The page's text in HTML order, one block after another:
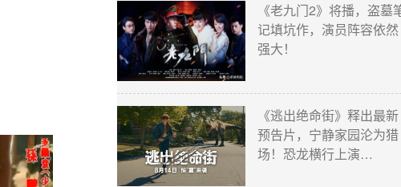
《老九门2》将播，盗墓
记填坑作，演员阵容依然
强大！
《逃出绝命街》释出最新
预告片，宁静家园沦为猎
场！恐龙横行上演…